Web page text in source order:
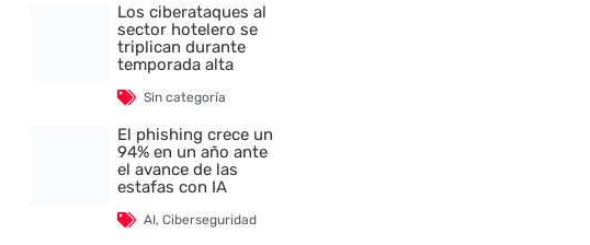
Los ciberataques al
sector hotelero se
triplican durante
temporada alta
Sin categoría
El phishing crece un
94% en un año ante
el avance de las
estafas con IA
AI,Ciberseguridad